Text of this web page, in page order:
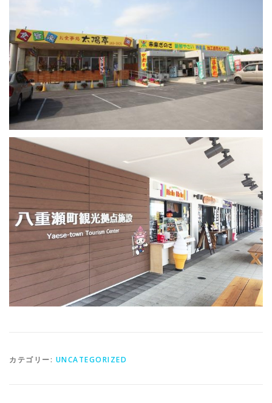
カテゴリー: UNCATEGORIZED